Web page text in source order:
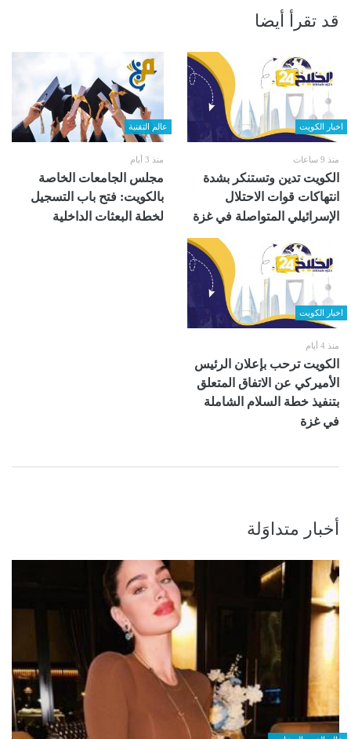
قد تقرأ أيضا
اخبار الكويت
منذ 9 ساعات
الكويت تدين وتستنكر بشدة
انتهاكات قوات الاحتلال
الإسرائيلي المتواصلة في غزة
عالم التقنية
منذ 3 أيام
مجلس الجامعات الخاصة
بالكويت: فتح باب التسجيل
لخطة البعثات الداخلية
اخبار الكويت
منذ 4 أيام
الكويت ترحب بإعلان الرئيس
الأميركي عن الاتفاق المتعلق
بتنفيذ خطة السلام الشاملة
في غزة
أخبار متداوَلة